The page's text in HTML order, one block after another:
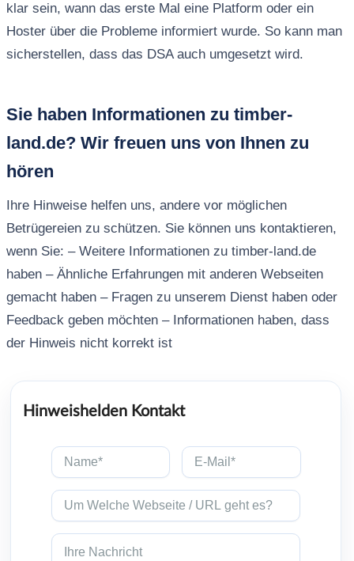
klar sein, wann das erste Mal eine Platform oder ein
Hoster über die Probleme informiert wurde. So kann man
sicherstellen, dass das DSA auch umgesetzt wird.
Sie haben Informationen zu timber-
land.de? Wir freuen uns von Ihnen zu
hören
Ihre Hinweise helfen uns, andere vor möglichen
Betrügereien zu schützen. Sie können uns kontaktieren,
wenn Sie: – Weitere Informationen zu timber-land.de
haben – Ähnliche Erfahrungen mit anderen Webseiten
gemacht haben – Fragen zu unserem Dienst haben oder
Feedback geben möchten – Informationen haben, dass
der Hinweis nicht korrekt ist
Hinweishelden Kontakt